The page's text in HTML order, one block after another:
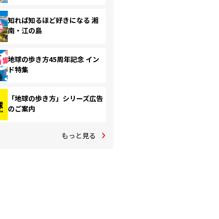
知れば知るほど好きになる 湘
南・江の島
地球の歩き方45周年記念 イン
ド特集
「地球の歩き方」シリーズ広告
のご案内
もっと見る